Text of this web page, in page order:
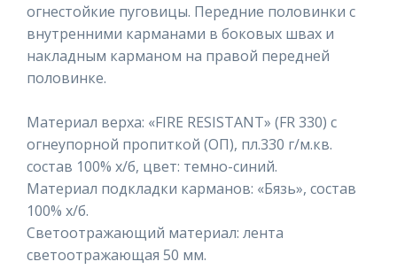
огнестойкие пуговицы. Передние половинки с
внутренними карманами в боковых швах и
накладным карманом на правой передней
половинке.
Материал верха: «FIRE RESISTANT» (FR 330) с
огнеупорной пропиткой (ОП), пл.330 г/м.кв.
состав 100% х/б, цвет: темно-синий.
Материал подкладки карманов: «Бязь», состав
100% х/б.
Светоотражающий материал: лента
светоотражающая 50 мм.